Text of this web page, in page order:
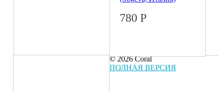
780 Р
© 2026 Coral
ПОЛНАЯ ВЕРСИЯ